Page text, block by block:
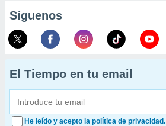
Síguenos
El Tiempo en tu email
He leído y acepto la política de privacidad.